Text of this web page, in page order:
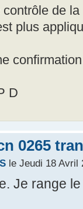
contrôle de
plus
D
0265
le Jeudi 18 Avril
Je range